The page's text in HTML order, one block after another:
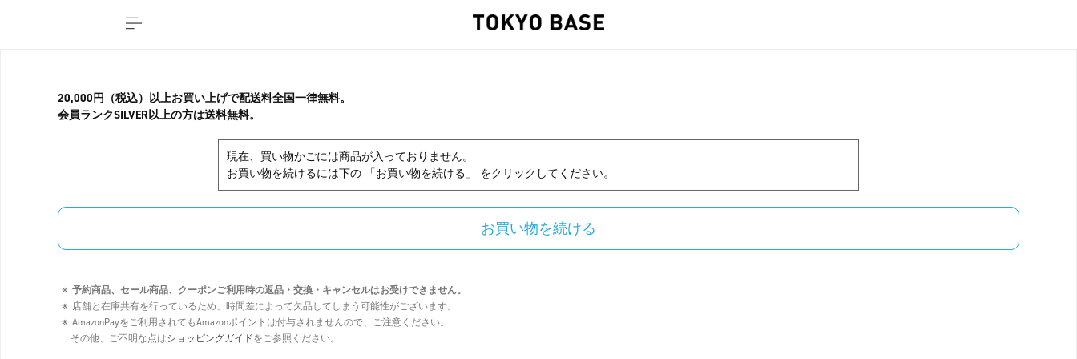
20,000円（税込）以上お買い上げで配送料全国一律無料。
会員ランクSILVER以上の方は送料無料。
現在、買い物かごには商品が入っておりません。
お買い物を続けるには下の 「お買い物を続ける」 をクリックしてください。
予約商品、セール商品、クーポンご利用時の返品・交換・キャンセルはお受けできません。
店舗と在庫共有を行っているため、時間差によって欠品してしまう可能性がございます。
AmazonPayをご利用されてもAmazonポイントは付与されませんので、ご注意ください。
その他、ご不明な点はショッピングガイドをご参照ください。